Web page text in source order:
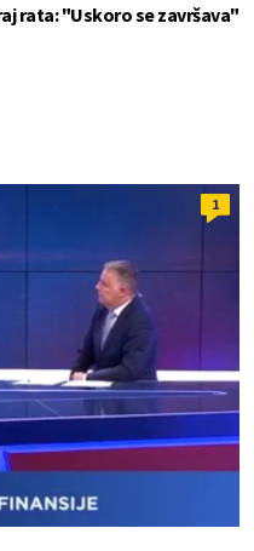
rata: "Uskoro se završava"
1